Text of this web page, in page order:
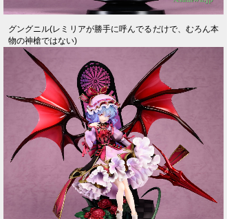
グングニル(レミリアが勝手に呼んでるだけで、むろん本
物の神槍ではない)